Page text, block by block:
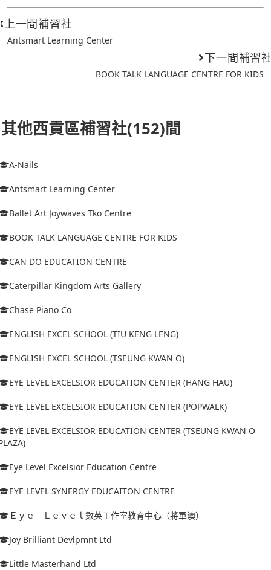
上一間補習社
Antsmart Learning Center
下一間補習
BOOK TALK LANGUAGE CENTRE FOR KIDS
其他西貢區補習社(152)間
A-Nails
Antsmart Learning Center
Ballet Art Joywaves Tko Centre
BOOK TALK LANGUAGE CENTRE FOR KIDS
CAN DO EDUCATION CENTRE
Caterpillar Kingdom Arts Gallery
Chase Piano Co
ENGLISH EXCEL SCHOOL (TIU KENG LENG)
ENGLISH EXCEL SCHOOL (TSEUNG KWAN O)
EYE LEVEL EXCELSIOR EDUCATION CENTER (HANG HAU)
EYE LEVEL EXCELSIOR EDUCATION CENTER (POPWALK)
EYE LEVEL EXCELSIOR EDUCATION CENTER (TSEUNG KWAN O
Eye Level Excelsior Education Centre
EYE LEVEL SYNERGY EDUCAITON CENTRE
Ｅｙｅ Ｌｅｖｅｌ數英工作室教育中心（將軍澳）
Joy Brilliant Devlpmnt Ltd
Little Masterhand Ltd